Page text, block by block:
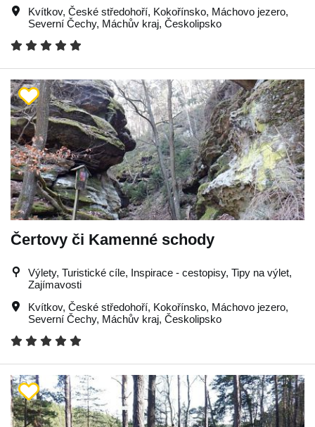
Kvítkov, České středohoří, Kokořínsko, Máchovo jezero,
Severní Čechy, Máchův kraj, Českolipsko
Čertovy či Kamenné schody
Výlety, Turistické cíle, Inspirace - cestopisy, Tipy na výlet,
Zajímavosti
Kvítkov, České středohoří, Kokořínsko, Máchovo jezero,
Severní Čechy, Máchův kraj, Českolipsko